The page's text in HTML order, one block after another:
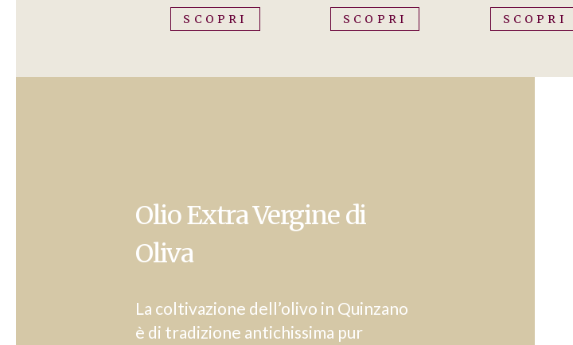
SCOPRI SCOPRI SCOPRI
Olio Extra Vergine di
Oliva
La coltivazione dell’olivo in Quinzano
è di tradizione antichissima pur